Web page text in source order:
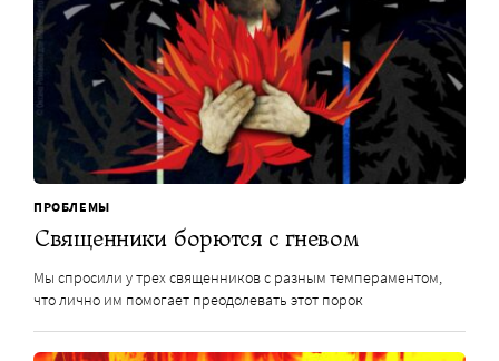
ПРОБЛЕМЫ
Священники борются с гневом
Мы спросили у трех священников с разным темпераментом,
что лично им помогает преодолевать этот порок